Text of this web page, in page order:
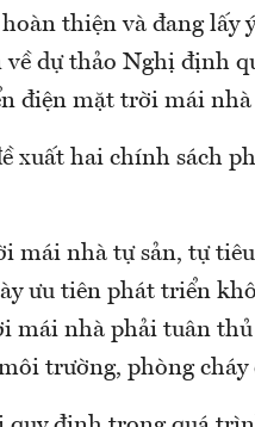
thiện và đang lấy
dự thảo Nghị định
điện mặt trời mái nhà
xuất hai chính sách
mái nhà tự sản, tự
ưu tiên phát triển
mái nhà phải tuân
trường, phòng cháy